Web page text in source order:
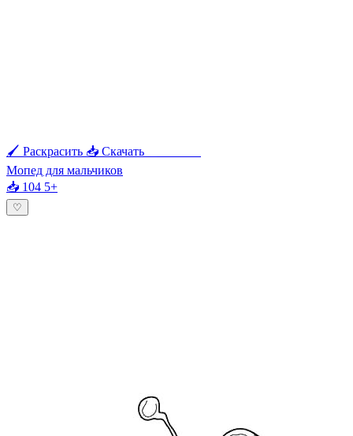
🖌 Раскрасить 📥 Скачать
Мопед для мальчиков
📥 104 5+
♡